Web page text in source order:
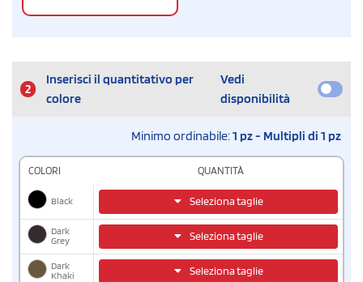
2
Inserisci il quantitativo per
colore
Vedi
disponibilità
Minimo ordinabile:1 pz - Multipli di 1 pz
COLORI QUANTITÀ
Black Seleziona taglie
Dark
Grey
Seleziona taglie
Dark
Khaki
Seleziona taglie